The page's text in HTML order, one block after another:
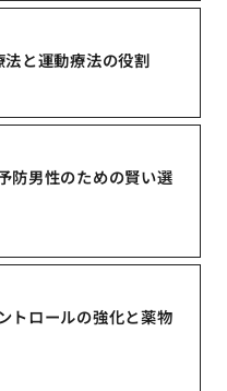
と運動療法の役割
防男性のための賢い選
トロールの強化と薬物